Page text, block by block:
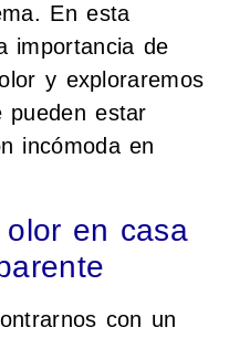
En esta
importancia de
y exploraremos
pueden estar
incómoda en
en casa
con un